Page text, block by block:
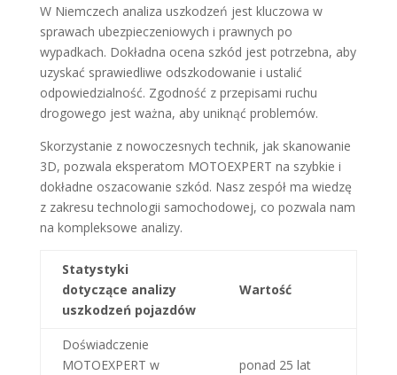
W Niemczech analiza uszkodzeń jest kluczowa w
sprawach ubezpieczeniowych i prawnych po
wypadkach. Dokładna ocena szkód jest potrzebna, aby
uzyskać sprawiedliwe odszkodowanie i ustalić
odpowiedzialność. Zgodność z przepisami ruchu
drogowego jest ważna, aby uniknąć problemów.
Skorzystanie z nowoczesnych technik, jak skanowanie
3D, pozwala eksperatom MOTOEXPERT na szybkie i
dokładne oszacowanie szkód. Nasz zespół ma wiedzę
z zakresu technologii samochodowej, co pozwala nam
na kompleksowe analizy.
Statystyki
dotyczące analizy
uszkodzeń pojazdów
Wartość
Doświadczenie
MOTOEXPERT w
ponad 25 lat